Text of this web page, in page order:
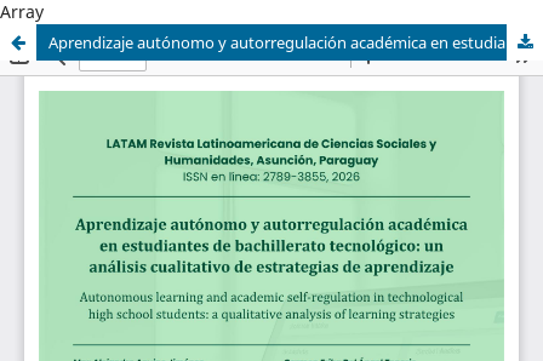
Array
Aprendizaje autónomo y autorregulación académica en estudiantes de bachillerato tecnológico: un análisis cualitativo de estrategias de aprendizaje